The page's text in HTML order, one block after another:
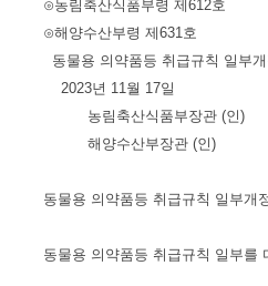
⊙농림축산식품부령 제612호
⊙해양수산부령 제631호
동물용 의약품등 취급규칙 일부
2023년 11월 17일
농림축산식품부장관 (인)
해양수산부장관 (인)
동물용 의약품등 취급규칙 일부개
동물용 의약품등 취급규칙 일부를